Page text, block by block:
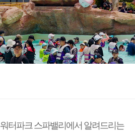
워터파크 스파밸리에서 알려드리는